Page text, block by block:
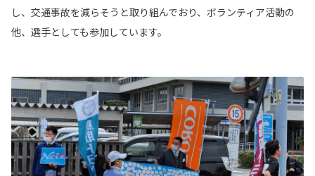
し、交通事故を減らそうと取り組んでおり、ボランティア活動の
他、選手としても参加しています。